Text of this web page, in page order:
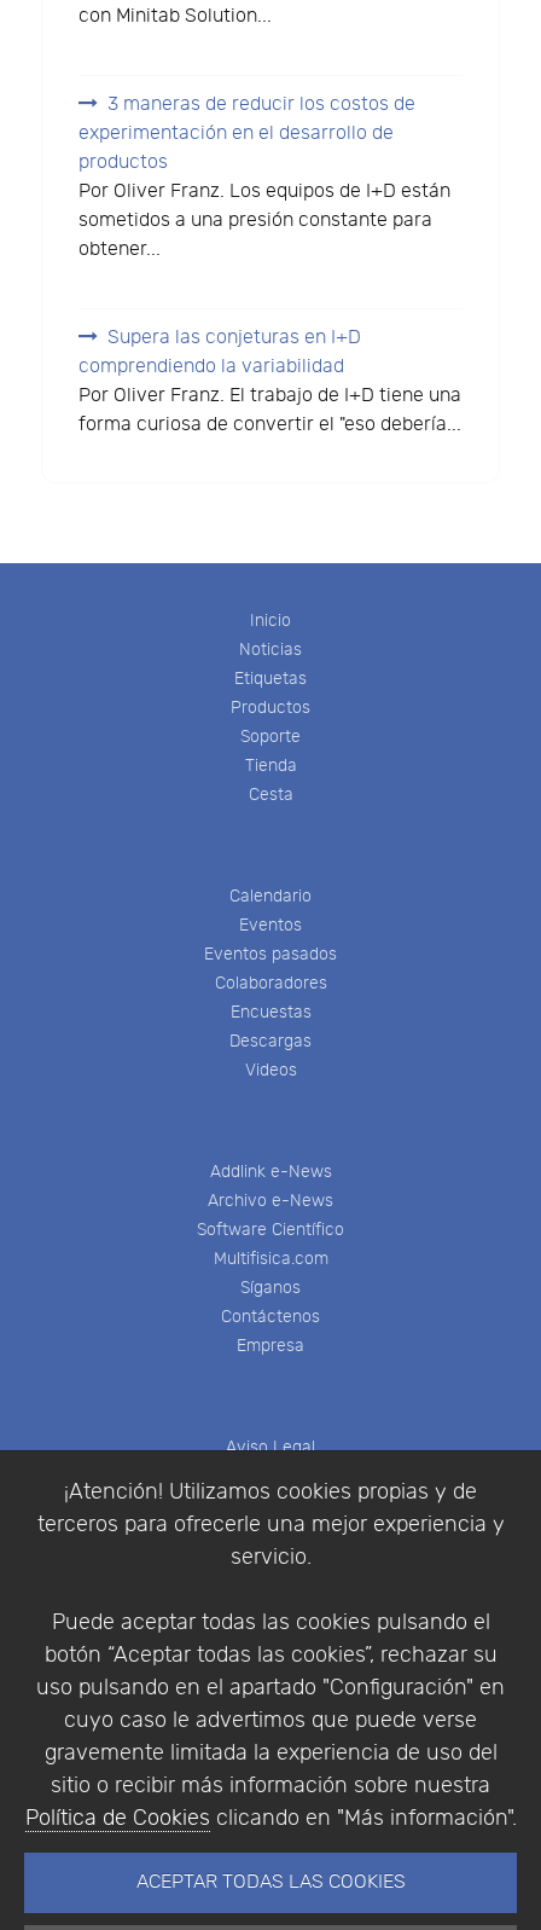
¡Atención! Utilizamos cookies propias y de
terceros para ofrecerle una mejor experiencia y
servicio.
Puede aceptar todas las cookies pulsando el
botón “Aceptar todas las cookies”, rechazar su
uso pulsando en el apartado "Configuración" en
cuyo caso le advertimos que puede verse
gravemente limitada la experiencia de uso del
sitio o recibir más información sobre nuestra
Política de Cookies clicando en "Más información".
ACEPTAR TODAS LAS COOKIES
con Minitab Solution...
3 maneras de reducir los costos de
experimentación en el desarrollo de
productos
Por Oliver Franz. Los equipos de I+D están
sometidos a una presión constante para
obtener...
Supera las conjeturas en I+D
comprendiendo la variabilidad
Por Oliver Franz. El trabajo de I+D tiene una
forma curiosa de convertir el "eso debería...
Inicio
Noticias
Etiquetas
Productos
Soporte
Tienda
Cesta
Calendario
Eventos
Eventos pasados
Colaboradores
Encuestas
Descargas
Videos
Addlink e-News
Archivo e-News
Software Científico
Multifisica.com
Síganos
Contáctenos
Empresa
Aviso Legal
Política de Privacidad
Condiciones de compra
Identificarse
Empresa|Aviso Legal| Política de Privacidad |
Política de Cookies
© Copyright 1994 - 2026. Addlink Software
Científico, S.L.
Portugal.